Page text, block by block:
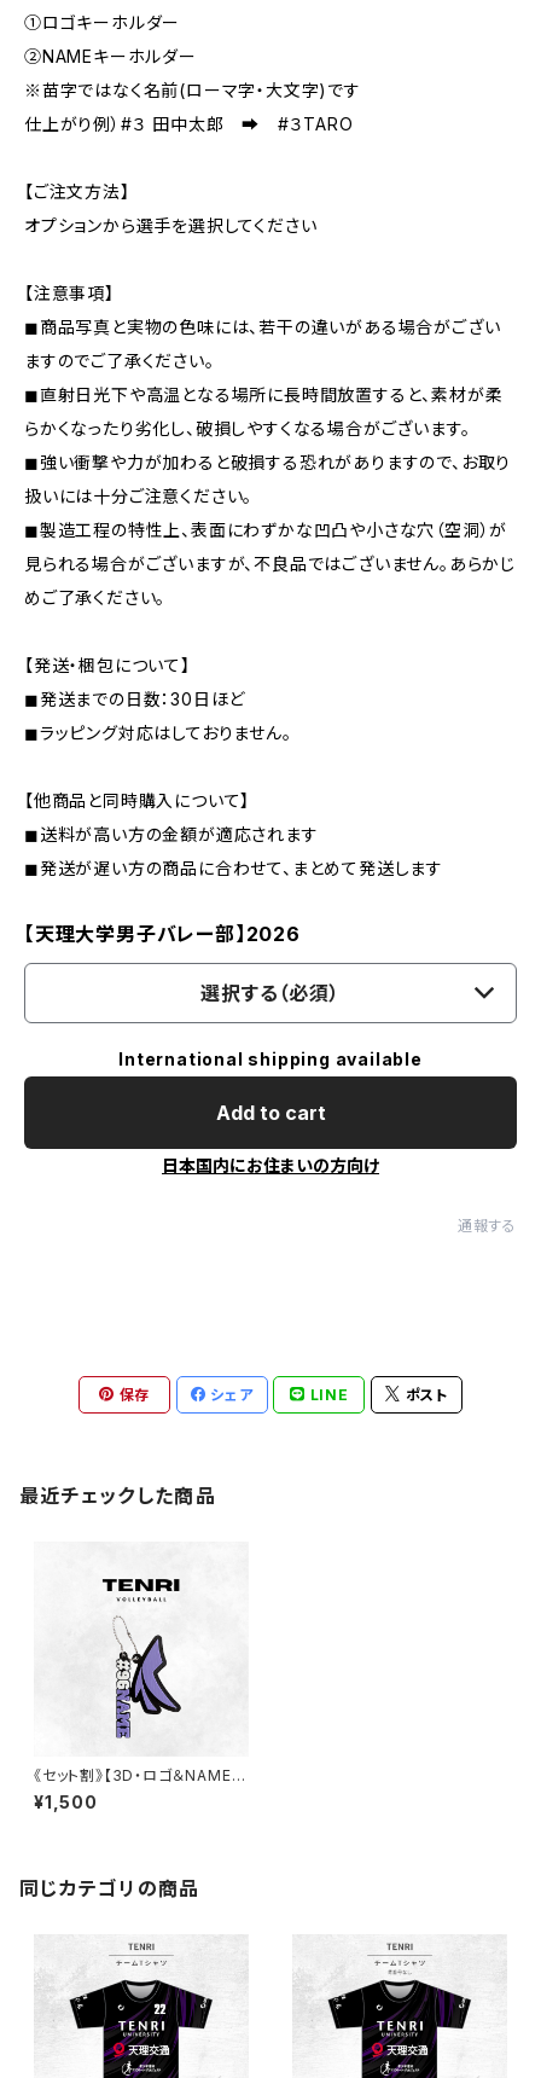
①ロゴキーホルダー
②NAMEキーホルダー
※苗字ではなく名前(ローマ字・大文字)です
仕上がり例）#３ 田中太郎 ➡ #３TARO
【ご注文方法】
オプションから選手を選択してください
【注意事項】
◼︎商品写真と実物の色味には、若干の違いがある場合がござい
ますのでご了承ください。
◼︎直射日光下や高温となる場所に長時間放置すると、素材が柔
らかくなったり劣化し、破損しやすくなる場合がございます。
◼︎強い衝撃や力が加わると破損する恐れがありますので、お取り
扱いには十分ご注意ください。
◼︎製造工程の特性上、表面にわずかな凹凸や小さな穴（空洞）が
見られる場合がございますが、不良品ではございません。あらかじ
めご了承ください。
【発送・梱包について】
◼︎発送までの日数：30日ほど
◼︎ラッピング対応はしておりません。
【他商品と同時購入について】
◼︎送料が高い方の金額が適応されます
◼︎発送が遅い方の商品に合わせて、まとめて発送します
【天理大学男子バレー部】2026
選択する（必須）
International shipping available
Add to cart
日本国内にお住まいの方向け
通報する
保存 シェア LINE ポスト
最近チェックした商品
《セット割》【3D・ロゴ＆NAMEキ
ーホルダー 】天理大学男子バレ
ー部
¥1,500
同じカテゴリの商品